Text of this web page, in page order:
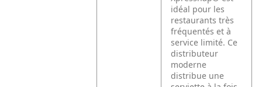
idéal pour les
restaurants très
fréquentés et à
service limité. Ce
distributeur
moderne
distribue une